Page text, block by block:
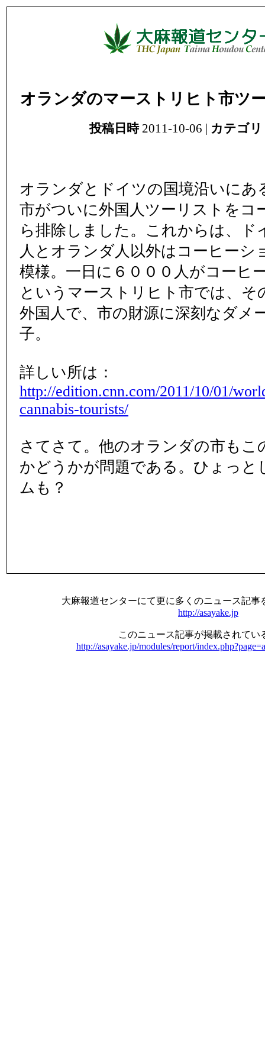
オランダのマーストリヒト市ツ
投稿日時2011-10-06 | カテゴリ
オランダとドイツの国境沿いにあ
市がついに外国人ツーリストをコ
ら排除しました。これからは、ド
人とオランダ人以外はコーヒーシ
模様。一日に６０００人がコーヒ
というマーストリヒト市では、そ
外国人で、市の財源に深刻なダメ
子。
詳しい所は：
http://edition.cnn.com/2011/10/01/
cannabis-tourists/
さてさて。他のオランダの市もこ
かどうかが問題である。ひょっと
ムも？
大麻報道センターにて更に多くのニュース記事
http://asayake.jp
このニュース記事が掲載されてい
http://asayake.jp/modules/report/